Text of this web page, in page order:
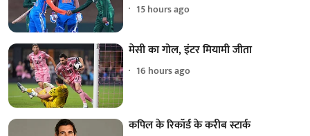
15 hours ago
मेसी का गोल, इंटर मियामी जीता
16 hours ago
कपिल के रिकॉर्ड के करीब स्टार्क